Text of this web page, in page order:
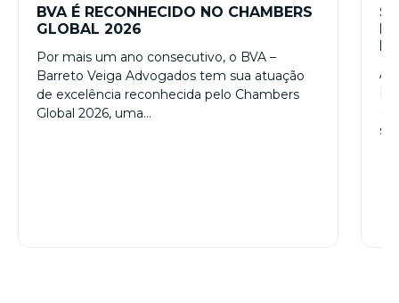
BVA É RECONHECIDO NO CHAMBERS
GLOBAL 2026
Por mais um ano consecutivo, o BVA –
Barreto Veiga Advogados tem sua atuação
de excelência reconhecida pelo Chambers
Global 2026, uma…
A